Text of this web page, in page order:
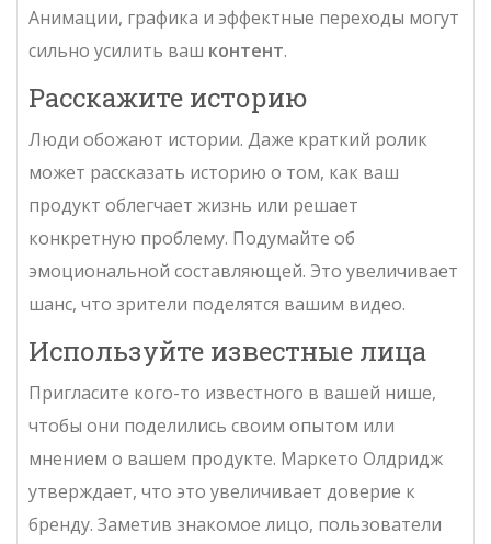
Анимации, графика и эффектные переходы могут
сильно усилить ваш контент.
Расскажите историю
Люди обожают истории. Даже краткий ролик
может рассказать историю о том, как ваш
продукт облегчает жизнь или решает
конкретную проблему. Подумайте об
эмоциональной составляющей. Это увеличивает
шанс, что зрители поделятся вашим видео.
Используйте известные лица
Пригласите кого-то известного в вашей нише,
чтобы они поделились своим опытом или
мнением о вашем продукте. Маркето Олдридж
утверждает, что это увеличивает доверие к
бренду. Заметив знакомое лицо, пользователи